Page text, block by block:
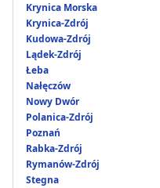
Krynica Morska
Krynica-Zdrój
Kudowa-Zdrój
Lądek-Zdrój
Łeba
Nałęczów
Nowy Dwór
Polanica-Zdrój
Poznań
Rabka-Zdrój
Rymanów-Zdrój
Stegna